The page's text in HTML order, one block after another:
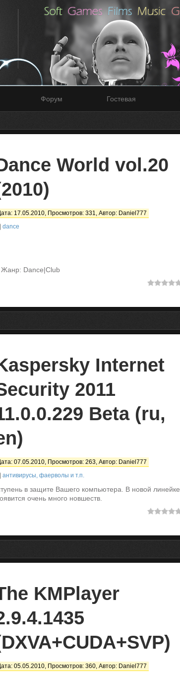
Форум Гостевая
World vol.20
17.05.2010, Просмотров: 331, Автор: Daniel777
dance
Жанр: Dance|Club
Internet
2011
Beta (ru,
07.05.2010, Просмотров: 263, Автор: Daniel777
антивирусы, фаерволы и т.п.
в защите Вашего компьютера. В новой линейке
очень много новшеств.
KMPlayer
05.05.2010, Просмотров: 360, Автор: Daniel777